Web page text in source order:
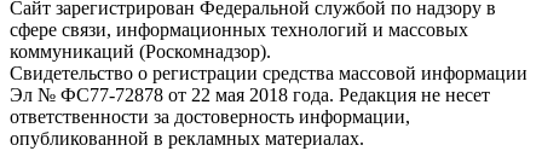
Сайт зарегистрирован Федеральной службой по надзору в
сфере связи, информационных технологий и массовых
коммуникаций (Роскомнадзор).
Свидетельство о регистрации средства массовой информации
Эл № ФС77-72878 от 22 мая 2018 года. Редакция не несет
ответственности за достоверность информации,
опубликованной в рекламных материалах.